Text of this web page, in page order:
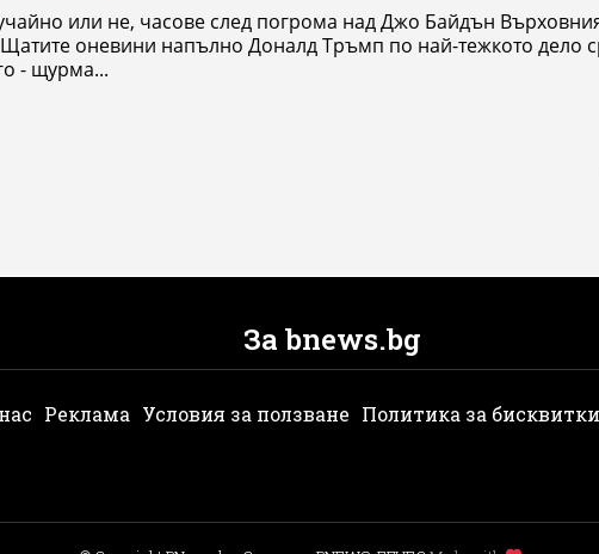
или не, часове след погрома над Джо Байдън
оневини напълно Доналд Тръмп по най-тежкото дело
- щурма...
За bnews.bg
Реклама Условия за ползване Политика за бисквитки